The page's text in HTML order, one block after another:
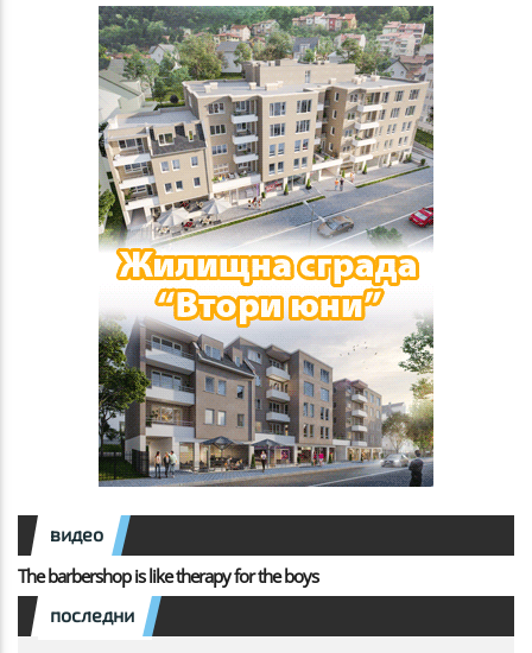
видео
The barbershop is like therapy for the boys
последни